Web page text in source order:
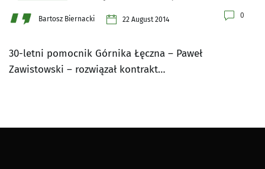
Bartosz Biernacki 22 August 2014 0
30-letni pomocnik Górnika Łęczna – Paweł
Zawistowski – rozwiązał kontrakt…